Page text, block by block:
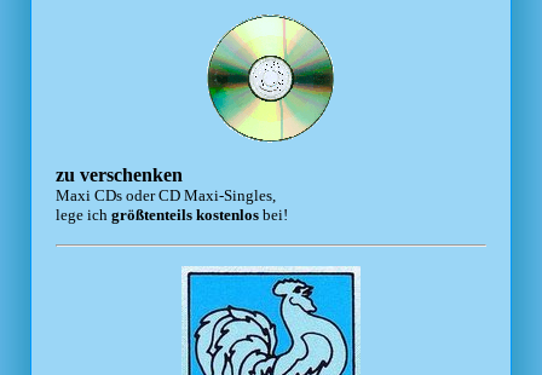
zu verschenken
Maxi CDs oder CD Maxi-Singles,
lege ich größtenteils kostenlos bei!